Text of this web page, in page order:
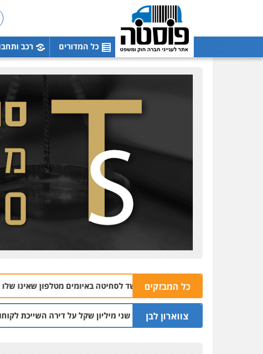
כל המדורים רכב
כל המבזקים 04.08 | 16:32
צווארון לבן
לעו"ד שעקץ שני מיליון שקל על דירה השייכת לקוחותיו 03.08 | 19:52